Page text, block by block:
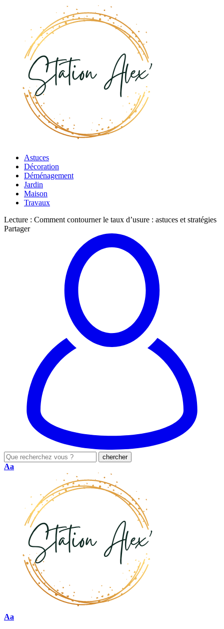
Astuces
Décoration
Déménagement
Jardin
Maison
Travaux
Lecture : Comment contourner le taux d’usure : astuces et stratégies
Partager
Aa
Aa